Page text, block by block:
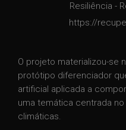
Resiliência -
https://
O projeto materializou-se
protótipo diferenciador
artificial aplicada a
uma temática centrada
climáticas.